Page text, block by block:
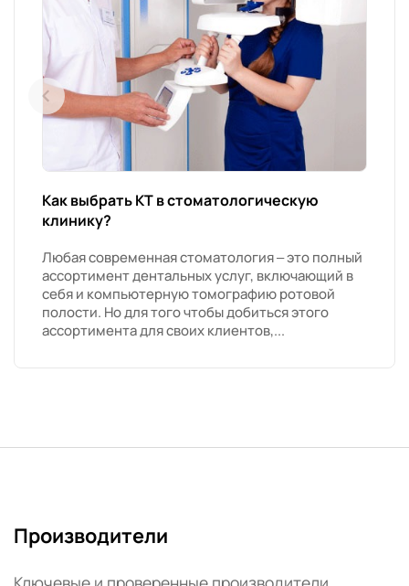
Как выбрать КТ в стоматологическую
клинику?
Любая современная стоматология – это полный
ассортимент дентальных услуг, включающий в
себя и компьютерную томографию ротовой
полости. Но для того чтобы добиться этого
ассортимента для своих клиентов,...
Производители